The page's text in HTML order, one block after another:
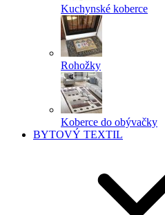
Kuchynské koberce
Rohožky
Koberce do obývačky
BYTOVÝ TEXTIL